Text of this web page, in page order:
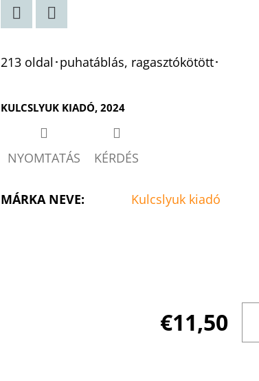
213 oldal･puhatáblás, ragasztókötött･
KULCSLYUK KIADÓ, 2024
NYOMTATÁS KÉRDÉS
MÁRKA NEVE: Kulcslyuk kiadó
€11,50